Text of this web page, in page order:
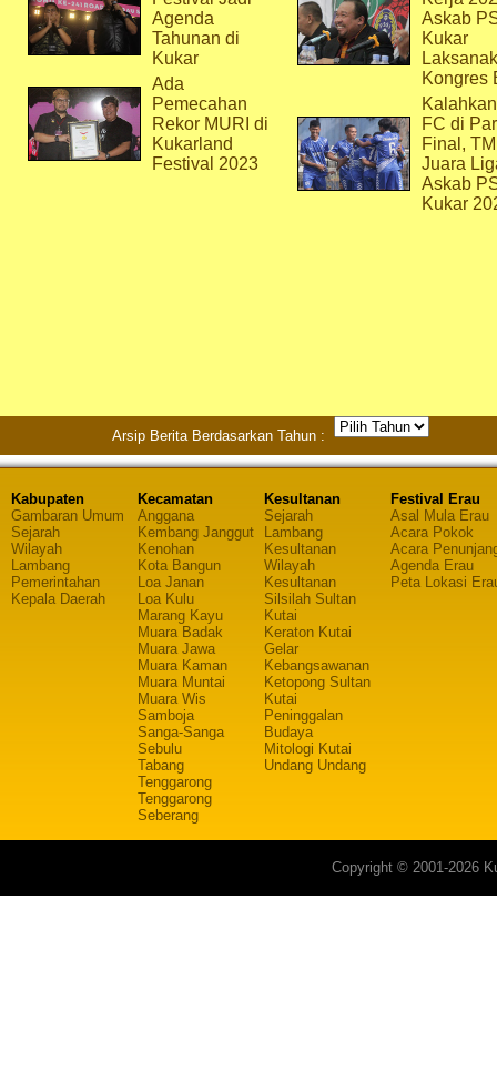
Agenda
Tahunan di
Kukar
Ada
Pemecahan
Rekor MURI di
Kukarland
Festival 2023
Askab
Kukar
Kongres
FC di
Final,
Juara
Askab
Kukar
Arsip Berita Berdasarkan Tahun :
Kabupaten
Gambaran Umum
Sejarah
Wilayah
Lambang
Pemerintahan
Kepala Daerah
Kecamatan
Anggana
Kembang Janggut
Kenohan
Kota Bangun
Loa Janan
Loa Kulu
Marang Kayu
Muara Badak
Muara Jawa
Muara Kaman
Muara Muntai
Muara Wis
Samboja
Sanga-Sanga
Sebulu
Tabang
Tenggarong
Tenggarong
Seberang
Kesultanan
Sejarah
Lambang
Kesultanan
Wilayah
Kesultanan
Silsilah Sultan
Kutai
Keraton Kutai
Gelar
Kebangsawanan
Ketopong Sultan
Kutai
Peninggalan
Budaya
Mitologi Kutai
Undang Undang
Festival Erau
Asal Mula Erau
Acara Pokok
Acara
Agenda Erau
Peta Lokasi
Copyright © 2001-2026